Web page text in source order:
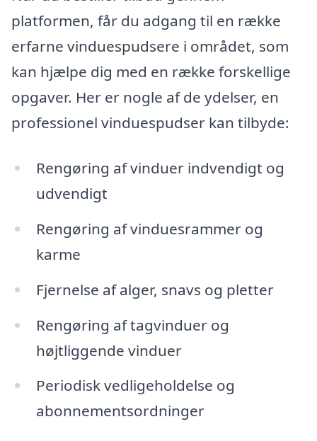
platformen, får du adgang til en række
erfarne vinduespudsere i området, som
kan hjælpe dig med en række forskellige
opgaver. Her er nogle af de ydelser, en
professionel vinduespudser kan tilbyde:
Rengøring af vinduer indvendigt og
udvendigt
Rengøring af vinduesrammer og
karme
Fjernelse af alger, snavs og pletter
Rengøring af tagvinduer og
højtliggende vinduer
Periodisk vedligeholdelse og
abonnementsordninger